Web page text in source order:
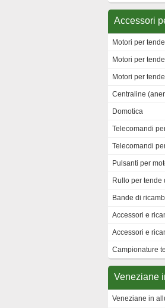
Accessori
Motori per
Motori per
Motori per
Centraline
Domotica
Telecomandi
Telecomandi
Pulsanti per
Rullo per tende
Bande di
Accessori e
Accessori e
Campionature
Veneziane
Veneziane in